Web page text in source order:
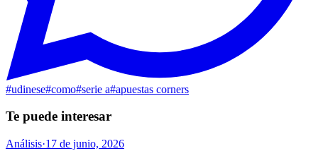
#udinese#como#serie a#apuestas corners
Te puede interesar
Análisis·17 de junio, 2026